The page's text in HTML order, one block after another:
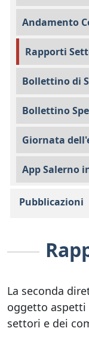
La seconda
oggetto
settori e dei
Andamento
Rapporti
Bollettino di
Bollettino
Giornata
App Salerno
Pubblicazioni